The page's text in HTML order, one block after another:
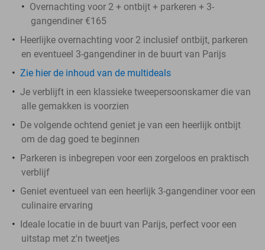
Overnachting voor 2 + ontbijt + parkeren + 3-
gangendiner €165
Heerlijke overnachting voor 2 inclusief ontbijt, parkeren
en eventueel 3-gangendiner in de buurt van Parijs
Zie hier de inhoud van de multideals
Je verblijft in een klassieke tweepersoonskamer die van
alle gemakken is voorzien
De volgende ochtend geniet je van een heerlijk ontbijt
om de dag goed te beginnen
Parkeren is inbegrepen voor een zorgeloos en praktisch
verblijf
Geniet eventueel van een heerlijk 3-gangendiner voor een
culinaire ervaring
Ideale locatie in de buurt van Parijs, perfect voor een
uitstap met z'n tweetjes